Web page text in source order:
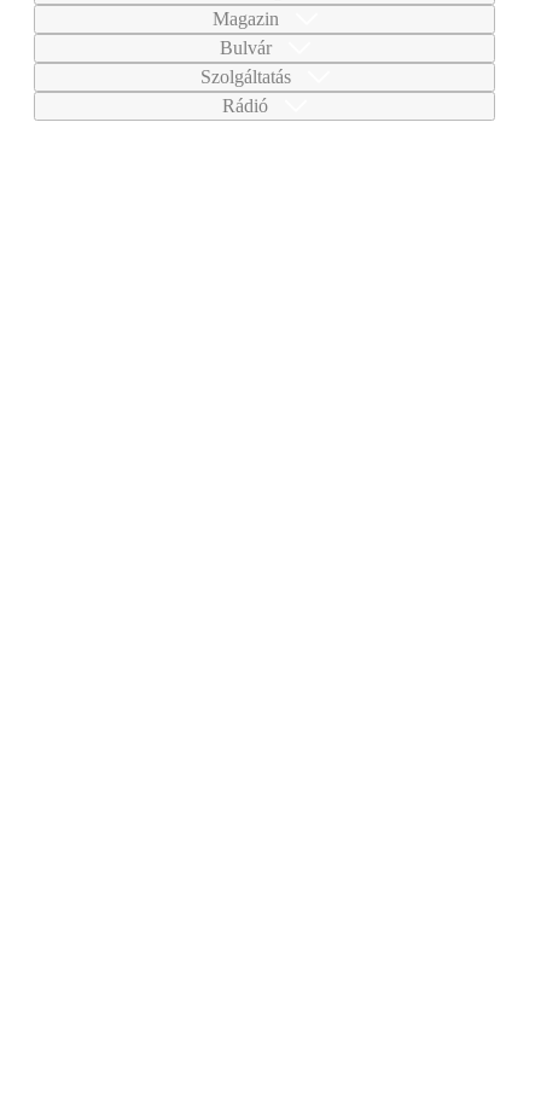
Magazin
Bulvár
Szolgáltatás
Rádió